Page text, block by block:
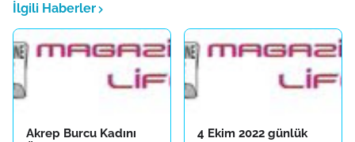
İlgili Haberler
Akrep Burcu Kadını
4 Ekim 2022 günlük